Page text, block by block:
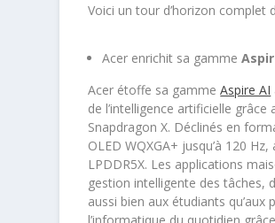
Voici un tour d’horizon complet
Acer enrichit sa gamme
Acer étoffe sa gammeAspire AI
de l’intelligence artificielle
Snapdragon X. Déclinés en
OLED WQXGA+ jusqu’à 120
LPDDR5X. Les applications
gestion intelligente des tâches,
aussi bien aux étudiants